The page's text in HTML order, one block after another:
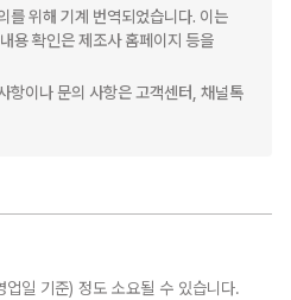
를 위해 기계 번역되었습니다. 이는
용 확인은 제조사 홈페이지 등을
항이나 문의 사항은 고객센터, 채널톡
일 기준) 정도 소요될 수 있습니다.